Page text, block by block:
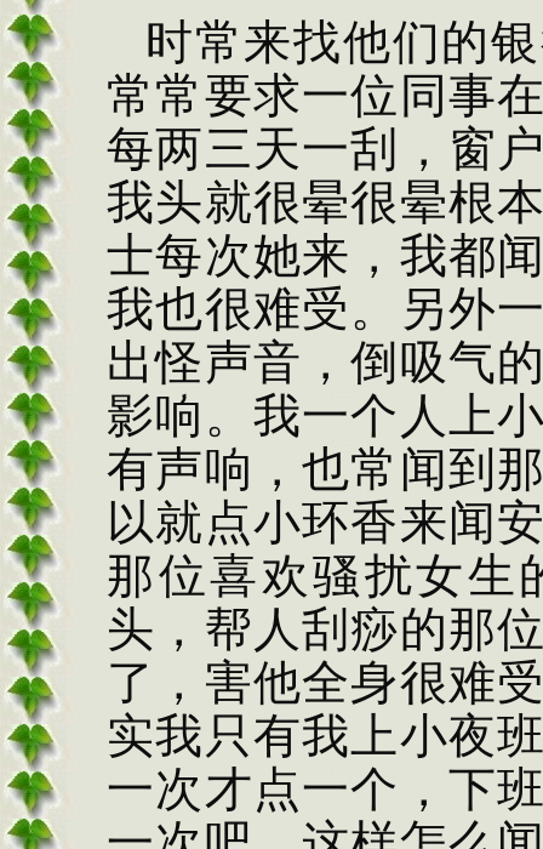
时常来找他们的
常常要求一位同事
每两三天一刮，窗
我头就很晕很晕根
士每次她来，我都
我也很难受。另外
出怪声音，倒吸气
影响。我一个人上
有声响，也常闻到
以就点小环香来闻
那位喜欢骚扰女生
头，帮人刮痧的那
了，害他全身很难
实我只有我上小夜
一次才点一个，下